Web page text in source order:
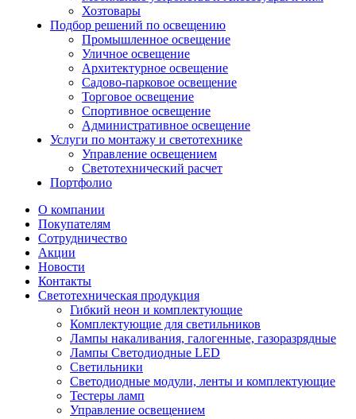
Хозтовары
Подбор решений по освещению
Промышленное освещение
Уличное освещение
Архитектурное освещение
Садово-парковое освещение
Торговое освещение
Спортивное освещение
Административное освещение
Услуги по монтажу и светотехнике
Управление освещением
Светотехнический расчет
Портфолио
О компании
Покупателям
Сотрудничество
Акции
Новости
Контакты
Светотехническая продукция
Гибкий неон и комплектующие
Комплектующие для светильников
Лампы накаливания, галогенные, газоразрядные
Лампы Светодиодные LED
Светильники
Светодиодные модули, ленты и комплектующие
Тестеры ламп
Управление освещением